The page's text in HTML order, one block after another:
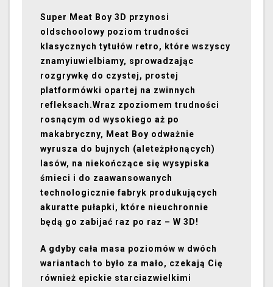
Super Meat Boy 3D przynosi
oldschoolowy poziom trudności
klasycznych tytułów retro, które wszyscy
znamyiuwielbiamy, sprowadzając
rozgrywkę do czystej, prostej
platformówki opartej na zwinnych
refleksach.Wraz zpoziomem trudności
rosnącym od wysokiego aż po
makabryczny, Meat Boy odważnie
wyrusza do bujnych (aleteżpłonących)
lasów, na niekończące się wysypiska
śmieci i do zaawansowanych
technologicznie fabryk produkujących
akuratte pułapki, które nieuchronnie
będą go zabijać raz po raz – W 3D!
A gdyby cała masa poziomów w dwóch
wariantach to było za mało, czekają Cię
również epickie starciazwielkimi